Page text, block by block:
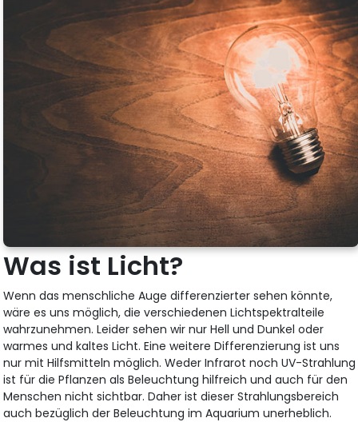
Was ist Licht?
Wenn das menschliche Auge differenzierter sehen könnte,
wäre es uns möglich, die verschiedenen Lichtspektralteile
wahrzunehmen. Leider sehen wir nur Hell und Dunkel oder
warmes und kaltes Licht. Eine weitere Differenzierung ist uns
nur mit Hilfsmitteln möglich. Weder Infrarot noch UV-Strahlung
ist für die Pflanzen als Beleuchtung hilfreich und auch für den
Menschen nicht sichtbar. Daher ist dieser Strahlungsbereich
auch bezüglich der Beleuchtung im Aquarium unerheblich.